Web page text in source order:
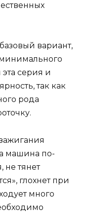
вариант,
серия и
так как
рода
машина по-
не тянет
глохнет при
много